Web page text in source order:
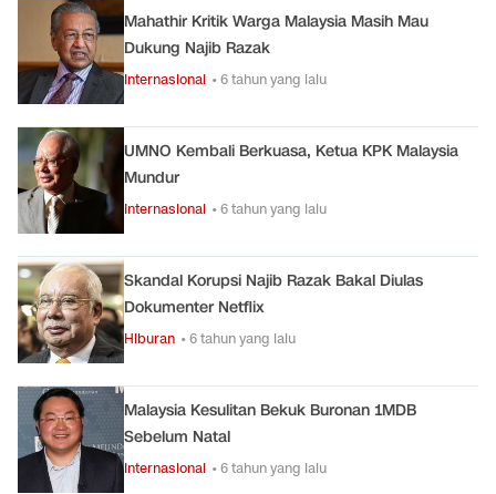
Mahathir Kritik Warga Malaysia Masih Mau
Dukung Najib Razak
Internasional • 6 tahun yang lalu
UMNO Kembali Berkuasa, Ketua KPK Malaysia
Mundur
Internasional • 6 tahun yang lalu
Skandal Korupsi Najib Razak Bakal Diulas
Dokumenter Netflix
Hiburan • 6 tahun yang lalu
Malaysia Kesulitan Bekuk Buronan 1MDB
Sebelum Natal
Internasional • 6 tahun yang lalu